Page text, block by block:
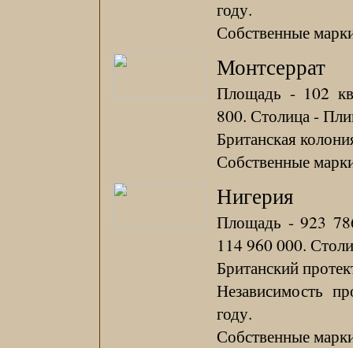
году.
Собственные
Монтсеррат
Площадь - 102
800. Столица -
Британская
Собственные
Нигерия
Площадь - 923
114 960 000.
Британский
Независимость
году.
Собственные